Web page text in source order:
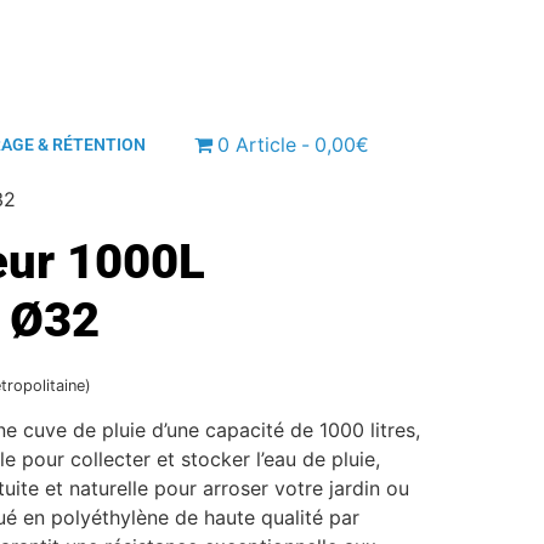
& RÉTENTION 0 Article 0,00€
1000L
Ø32
cuve de pluie d’une capacité de 1000 litres,
pour collecter et stocker l’eau de pluie,
et naturelle pour arroser votre jardin ou
en polyéthylène de haute qualité par